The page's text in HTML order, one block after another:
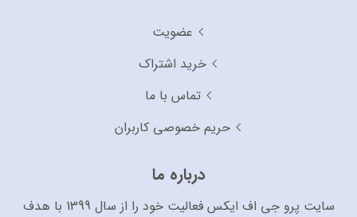
عضویت
خرید اشتراک
تماس با ما
حریم خصوصی کاربران
درباره ما
سایت پرو جی اف ایکس فعالیت خود را از سال 1399 با هدف